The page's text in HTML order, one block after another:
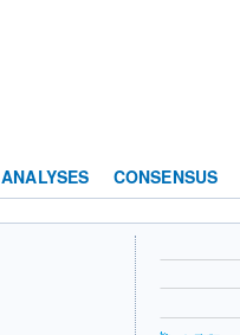
ANALYSES CONSENSUS